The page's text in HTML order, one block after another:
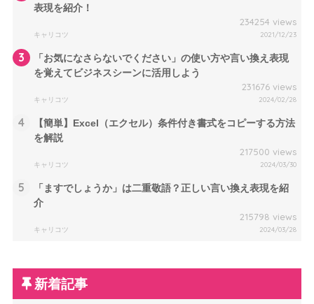
表現を紹介！
234254 views
キャリコツ 2021/12/23
3
「お気になさらないでください」の使い方や言い換え表現
を覚えてビジネスシーンに活用しよう
231676 views
キャリコツ 2024/02/28
4
【簡単】Excel（エクセル）条件付き書式をコピーする方法
を解説
217500 views
キャリコツ 2024/03/30
5
「ますでしょうか」は二重敬語？正しい言い換え表現を紹
介
215798 views
キャリコツ 2024/03/28
新着記事